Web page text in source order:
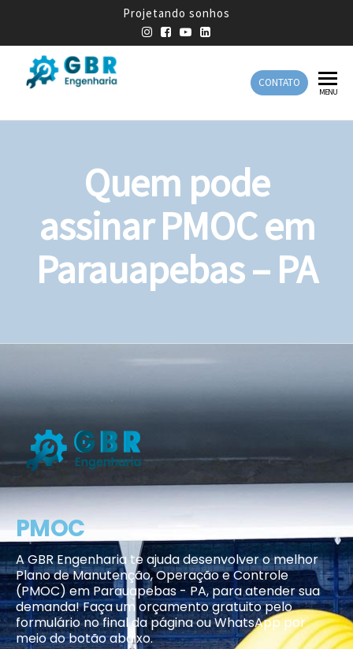
Projetando sonhos
Engenharia
Engenharia
CONTATO
MENU
Quem pode
assinar PMOC em
Parauapebas – PA
PMOC
A GBR Engenharia te ajuda desenvolver o melhor
Plano de Manutenção, Operação e Controle
(PMOC) em Parauapebas - PA, para atender sua
demanda! Faça um orçamento gratuito pelo
formulário no final da página ou WhatsApp por
meio do botão abaixo.